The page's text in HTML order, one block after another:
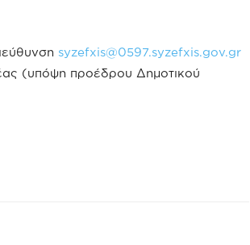
syzefxis@0597.syzefxis.gov.gr
(υπόψη προέδρου Δημοτικού